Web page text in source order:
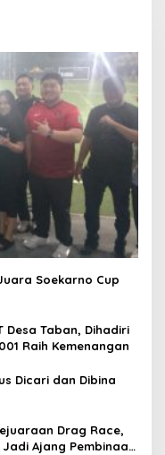
Soekarno Cup
Desa Taban, Dihadiri
Raih Kemenangan
Dicari dan Dibina
Drag Race,
Ajang Pembinaan